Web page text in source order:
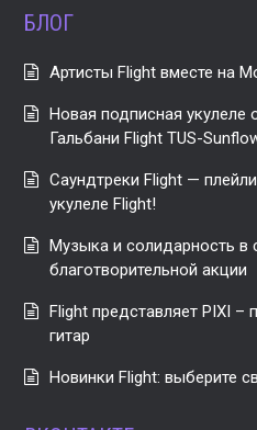
БЛОГ
Артисты Flight вместе на
Новая подписная укулеле
Гальбани Flight TUS-
Саундтреки Flight —
укулеле Flight!
Музыка и солидарность в
благотворительной акции
Flight представляет PIXI –
гитар
Новинки Flight: выберите